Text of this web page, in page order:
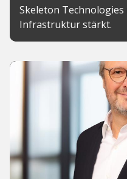
Skeleton Technologies
Infrastruktur stärkt.